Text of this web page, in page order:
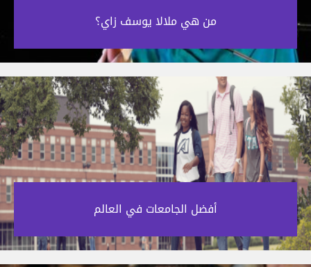
من هي ملالا يوسف زاي؟‎
أفضل الجامعات في العالم‎